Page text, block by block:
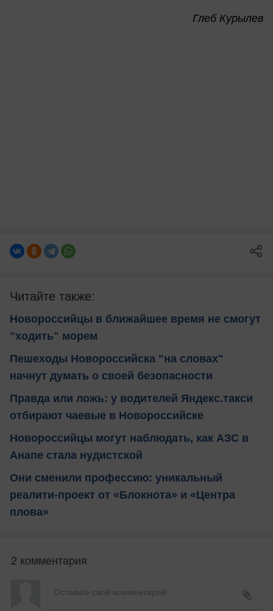
Глеб Курылев
Читайте также:
Новороссийцы в ближайшее время не смогут
"ходить" морем
Пешеходы Новороссийска "на словах"
начнут думать о своей безопасности
Правда или ложь: у водителей Яндекс.такси
отбирают чаевые в Новороссийске
Новороссийцы могут наблюдать, как АЗС в
Анапе стала нудистской
Они сменили профессию: уникальный
реалити-проект от «Блокнота» и «Центра
плова»
2 комментария